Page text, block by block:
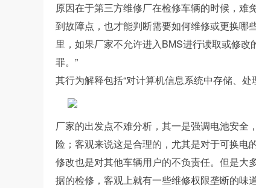
原因在于第三方维修厂在检修车辆的时候，
到故障点，也才能判断需要如何维修或更换哪
里，如果厂家不允许进入BMS进行读取或修
罪。”
其行为解释包括“对计算机信息系统中存储、
厂家的出发点不难分析，其一是强调电池安
险；客观来说这是合理的，尤其是对于可换电
修改也是对其他车辆用户的不负责任。但是大
据的检修，客观上就有一些维修权限垄断的味